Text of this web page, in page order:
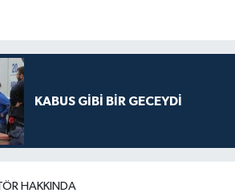
KABUS GİBİ BİR GECEYDİ
HAKKINDA